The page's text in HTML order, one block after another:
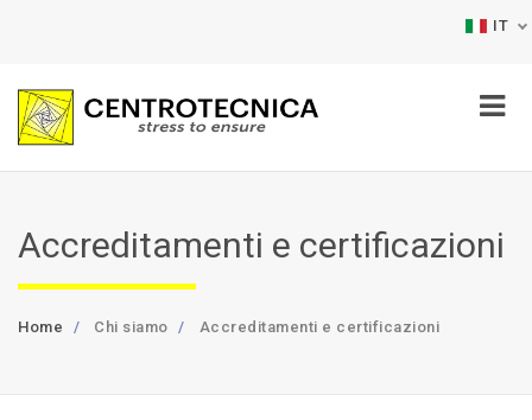
IT
Accreditamenti e certificazioni
Home Chi siamo Accreditamenti e certificazioni